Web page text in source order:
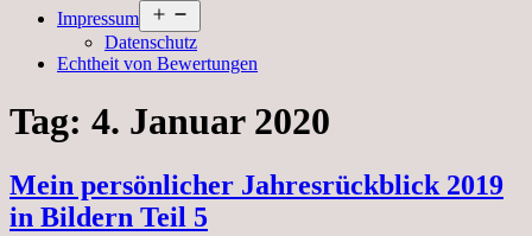
Impressum
öffnen
Datenschutz
Echtheit von Bewertungen
Tag: 4. Januar 2020
Mein persönlicher Jahresrückblick 2019
in Bildern Teil 5